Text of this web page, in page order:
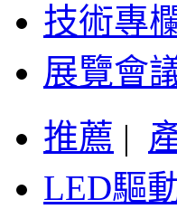
技術專
展覽會
推薦 |
LED驅